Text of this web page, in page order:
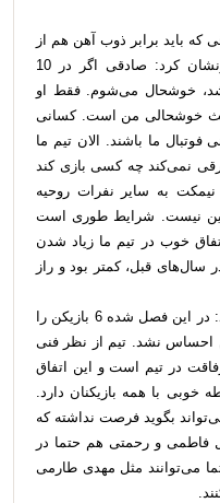
که باید برابر ذوب آهن هم از
دروازه پرسپولیس حفاظت کند، خاطرنشان کرد: صادقی اگر در 10
خوشحال می‌شوم. فقط او
خوشحالی من است. کسانی
فوتبال ما باشند. الان تیم ما
نمی‌کند چه کسی بازی کند
به سایر نفرات روحیه
نیست. شرایط طوری است
خوب در تیم ما زیاد شدن
قبل، کمتر بود و راز
دروازه‌بان پرسپولیس در پایان ادامه داد: در این فصل شده 6 بازیکن را
احساس نشد. تیم از نظر فنی
در تیم است و این اتفاق
با همه بازیکنان دارد.
بگوید فرصت نداشته که
فاطمی و رحمتی هم حتما در
می‌توانند مثل مهدی طارمی